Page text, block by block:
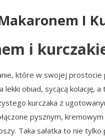
I
i
które w swojej
obiad, sycącą kolację,
kurczaka z
pysznym,
Taka sałatka to nie